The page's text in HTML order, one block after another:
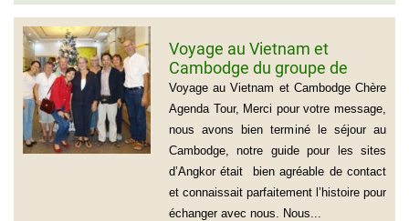
Voyage au Vietnam et
Cambodge du groupe de
madame Josette et Michel
GUILLON ( 6 personnes) 37
jours
Voyage au Vietnam et Cambodge Chère
Agenda Tour, Merci pour votre message,
nous avons bien terminé le séjour au
Cambodge, notre guide pour les sites
d’Angkor était bien agréable de contact
et connaissait parfaitement l’histoire pour
échanger avec nous. Nous...